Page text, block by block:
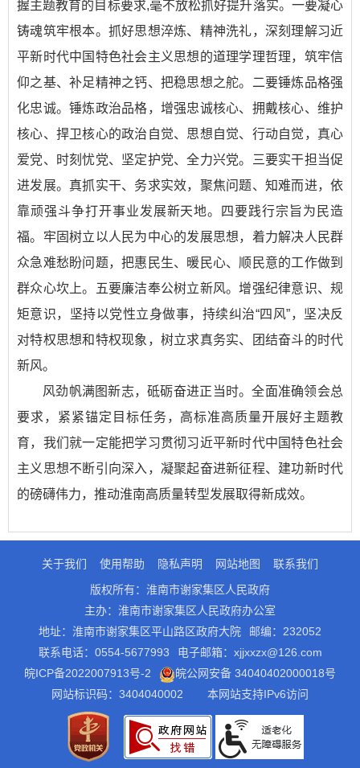
握主题教育的目标要求,毫不放松抓好提升落实。一要凝心
铸魂筑牢根本。抓好思想淬炼、精神洗礼，深刻理解习近
平新时代中国特色社会主义思想的道理学理哲理，筑牢信
仰之基、补足精神之钙、把稳思想之舵。二要锤炼品格强
化忠诚。锤炼政治品格，增强忠诚核心、拥戴核心、维护
核心、捍卫核心的政治自觉、思想自觉、行动自觉，真心
爱党、时刻忧党、坚定护党、全力兴党。三要实干担当促
进发展。真抓实干、务求实效，聚焦问题、知难而进，依
靠顽强斗争打开事业发展新天地。四要践行宗旨为民造
福。牢固树立以人民为中心的发展思想，着力解决人民群
众急难愁盼问题，把惠民生、暖民心、顺民意的工作做到
群众心坎上。五要廉洁奉公树立新风。增强纪律意识、规
矩意识，坚持以党性立身做事，持续纠治“四风”，坚决反
对特权思想和特权现象，树立求真务实、团结奋斗的时代
新风。
风劲帆满图新志，砥砺奋进正当时。全面准确领会总
要求，紧紧锚定目标任务，高标准高质量开展好主题教
育，我们就一定能把学习贯彻习近平新时代中国特色社会
主义思想不断引向深入，凝聚起奋进新征程、建功新时代
的磅礴伟力，推动淮南高质量转型发展取得新成效。
关于我们 使用帮助 隐私声明 网站地图
联系我们
版权所有：淮南市谢家集区人民政府
主办：淮南市谢家集区人民政府办公室
地址：淮南市谢家集区平山路区政府大院
邮编：232052
联系电话：0554-5677993
电子邮箱：xjjxxzx@126.com
皖ICP备2022007913号-2
皖公网安备 34040402000018号
网站标识码：3404040002
本网站支持IPv6访问